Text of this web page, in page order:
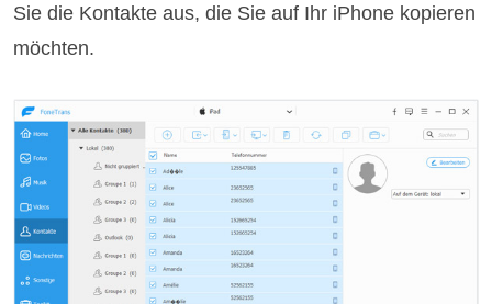
Sie die Kontakte aus, die Sie auf Ihr iPhone kopieren
möchten.